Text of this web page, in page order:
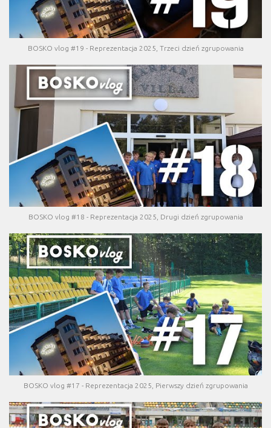
BOSKO vlog #19 - Reprezentacja 2025, Trzeci dzień zgrupowania
BOSKO vlog #18 - Reprezentacja 2025, Drugi dzień zgrupowania
BOSKO vlog #17 - Reprezentacja 2025, Pierwszy dzień zgrupowania